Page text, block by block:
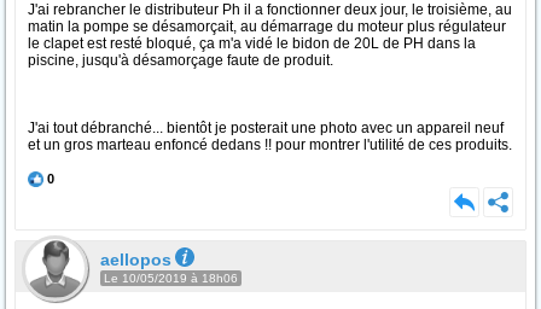
J'ai rebrancher le distributeur Ph il a fonctionner deux jour, le troisième, au
matin la pompe se désamorçait, au démarrage du moteur plus régulateur
le clapet est resté bloqué, ça m'a vidé le bidon de 20L de PH dans la
piscine, jusqu'à désamorçage faute de produit.
J'ai tout débranché... bientôt je posterait une photo avec un appareil neuf
et un gros marteau enfoncé dedans !! pour montrer l'utilité de ces produits.
0
aellopos
Le 10/05/2019 à 18h06